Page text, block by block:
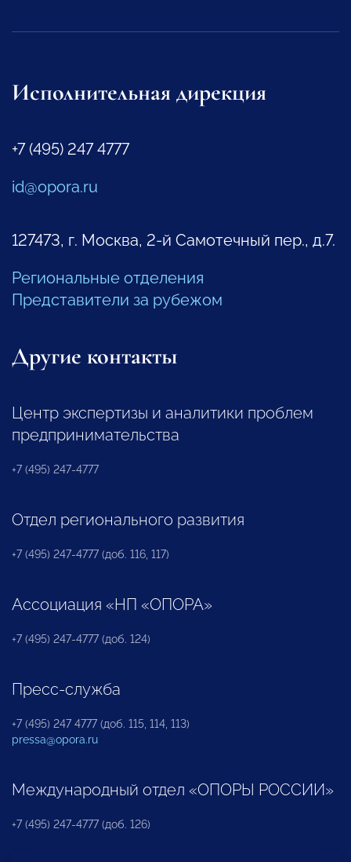
Исполнительная дирекция
+7 (495) 247 4777
id@opora.ru
127473, г. Москва, 2-й Самотечный пер., д.7.
Региональные отделения
Представители за рубежом
Другие контакты
Центр экспертизы и аналитики проблем
предпринимательства
+7 (495) 247-4777
Отдел регионального развития
+7 (495) 247-4777 (доб. 116, 117)
Ассоциация «НП «ОПОРА»
+7 (495) 247-4777 (доб. 124)
Пресс-служба
+7 (495) 247 4777 (доб. 115, 114, 113)
pressa@opora.ru
Международный отдел «ОПОРЫ РОССИИ»
+7 (495) 247-4777 (доб. 126)